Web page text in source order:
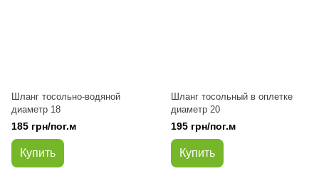
Шланг тосольно-водяной
диаметр 18
185 грн/пог.м
Купить
Шланг тосольный в оплетке
диаметр 20
195 грн/пог.м
Купить